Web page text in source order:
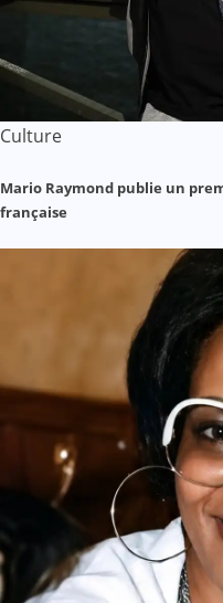
Culture
Mario Raymond publie un
française